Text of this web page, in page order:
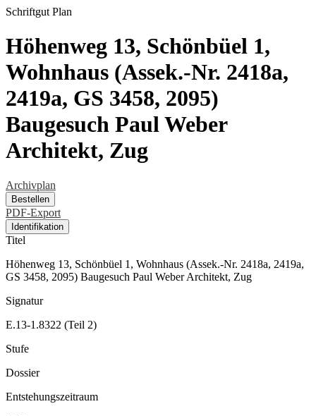
Schriftgut Plan
Höhenweg 13, Schönbüel 1,
Wohnhaus (Assek.-Nr. 2418a,
2419a, GS 3458, 2095)
Baugesuch Paul Weber
Architekt, Zug
Archivplan
Bestellen
PDF-Export
Identifikation
Titel
Höhenweg 13, Schönbüel 1, Wohnhaus (Assek.-Nr. 2418a, 2419a,
GS 3458, 2095) Baugesuch Paul Weber Architekt, Zug
Signatur
E.13-1.8322 (Teil 2)
Stufe
Dossier
Entstehungszeitraum